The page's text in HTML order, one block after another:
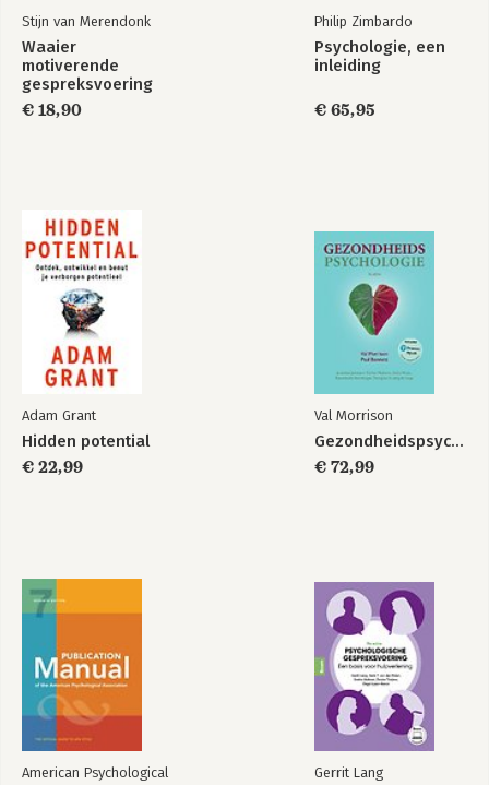
Stijn van Merendonk
Waaier
motiverende
gespreksvoering
€ 18,90
Philip Zimbardo
Psychologie, een
inleiding
€ 65,95
Adam Grant
Hidden potential
€ 22,99
Val Morrison
Gezondheidspsychologie
€ 72,99
American Psychological
Gerrit Lang